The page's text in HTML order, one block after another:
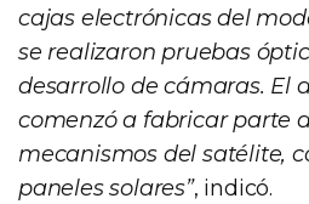
cajas electrónicas del
se realizaron pruebas
desarrollo de cámaras. El
comenzó a fabricar parte
mecanismos del satélite,
paneles solares”, indicó.